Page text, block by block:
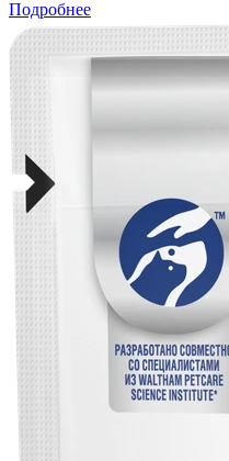
Подробнее